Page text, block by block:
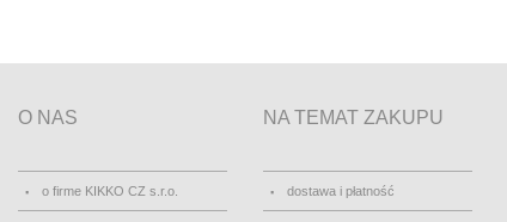
O NAS
o firme KIKKO CZ s.r.o.
NA TEMAT ZAKUPU
dostawa i płatność